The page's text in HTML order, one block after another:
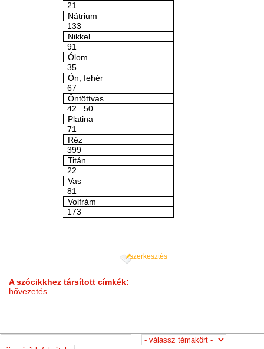
21
Nátrium
133
Nikkel
91
Ólom
35
Ón, fehér
67
Öntöttvas
42...50
Platina
71
Réz
399
Titán
22
Vas
81
Volfrám
173
szerkesztés
A szócikkhez társított címkék:
hővezetés